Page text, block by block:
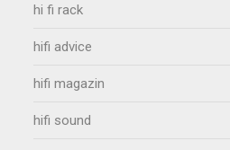
hi fi rack
hifi advice
hifi magazin
hifi sound